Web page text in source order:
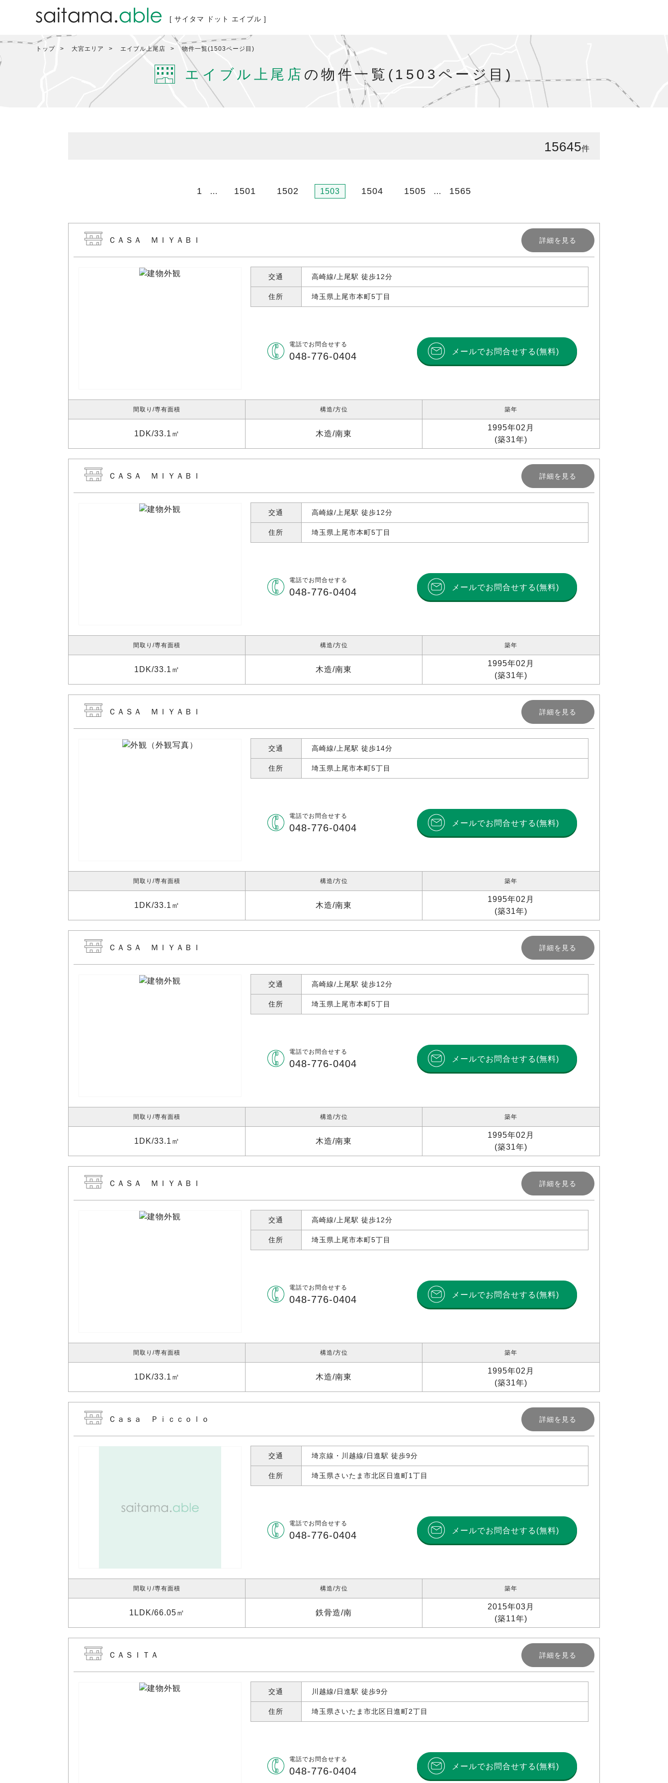
[ サイタマ ドット エイブル ]
トップ 大宮エリア エイブル上尾店 物件一覧(1503ページ目)
エイブル上尾店 の物件一覧(1503ページ目)
15645件
1 … 1501 1502 1503 1504 1505 … 1565
ＣＡＳＡ ＭＩＹＡＢＩ 詳細を見る
交通 高崎線/上尾駅 徒歩12分
住所 埼玉県上尾市本町5丁目
電話でお問合せする
048-776-0404 メールでお問合せする(無料)
間取り 専有面積
1DK 33.1㎡
構造 方位
木造 南東
築年
1995年02月
(築31年)
ＣＡＳＡ ＭＩＹＡＢＩ 詳細を見る
交通 高崎線/上尾駅 徒歩12分
住所 埼玉県上尾市本町5丁目
電話でお問合せする
048-776-0404 メールでお問合せする(無料)
間取り 専有面積
1DK 33.1㎡
構造 方位
木造 南東
築年
1995年02月
(築31年)
ＣＡＳＡ ＭＩＹＡＢＩ 詳細を見る
交通 高崎線/上尾駅 徒歩14分
住所 埼玉県上尾市本町5丁目
電話でお問合せする
048-776-0404 メールでお問合せする(無料)
間取り 専有面積
1DK 33.1㎡
構造 方位
木造 南東
築年
1995年02月
(築31年)
ＣＡＳＡ ＭＩＹＡＢＩ 詳細を見る
交通 高崎線/上尾駅 徒歩12分
住所 埼玉県上尾市本町5丁目
電話でお問合せする
048-776-0404 メールでお問合せする(無料)
間取り 専有面積
1DK 33.1㎡
構造 方位
木造 南東
築年
1995年02月
(築31年)
ＣＡＳＡ ＭＩＹＡＢＩ 詳細を見る
交通 高崎線/上尾駅 徒歩12分
住所 埼玉県上尾市本町5丁目
電話でお問合せする
048-776-0404 メールでお問合せする(無料)
間取り 専有面積
1DK 33.1㎡
構造 方位
木造 南東
築年
1995年02月
(築31年)
Ｃａｓａ Ｐｉｃｃｏｌｏ 詳細を見る
交通 埼京線・川越線/日進駅 徒歩9分
住所 埼玉県さいたま市北区日進町1丁目
電話でお問合せする
048-776-0404 メールでお問合せする(無料)
間取り 専有面積
1LDK 66.05㎡
構造 方位
鉄骨造 南
築年
2015年03月
(築11年)
ＣＡＳＩＴＡ 詳細を見る
交通 川越線/日進駅 徒歩9分
住所 埼玉県さいたま市北区日進町2丁目
電話でお問合せする
048-776-0404 メールでお問合せする(無料)